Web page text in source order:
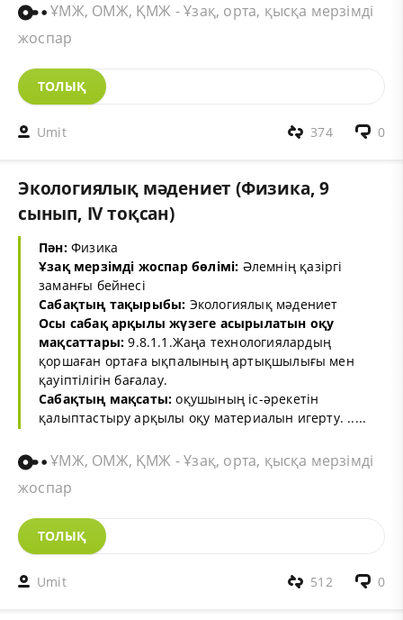
ҰМЖ, ОМЖ, ҚМЖ - Ұзақ, орта, қысқа мерзімді
жоспар
ТОЛЫҚ
Umit 0
374
Экологиялық мәдениет (Физика, 9
сынып, IV тоқсан)
Пән:Физика
Ұзақ мерзімді жоспар бөлімі: Әлемнің қазіргі
заманғы бейнесі
Сабақтың тақырыбы: Экологиялық мәдениет
Осы сабақ арқылы жүзеге асырылатын оқу
мақсаттары: 9.8.1.1.Жаңа технологиялардың
қоршаған ортаға ықпалының артықшылығы мен
қауіптілігін бағалау.
Сабақтың мақсаты: оқушының іс-әрекетін
қалыптастыру арқылы оқу материалын игерту. .....
ҰМЖ, ОМЖ, ҚМЖ - Ұзақ, орта, қысқа мерзімді
жоспар
ТОЛЫҚ
Umit 0
512